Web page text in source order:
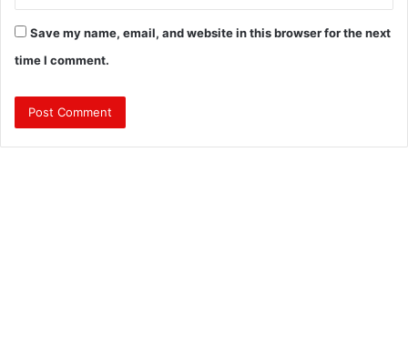
Save my name, email, and website in this browser for the next
time I comment.